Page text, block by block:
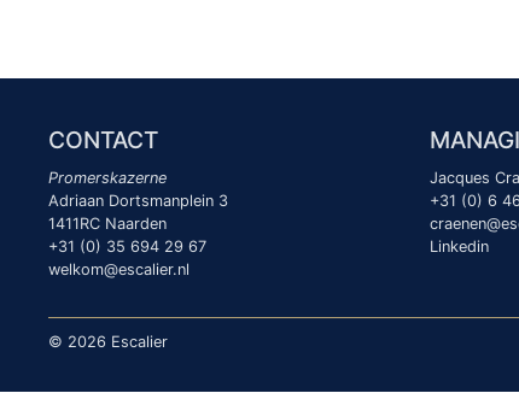
CONTACT
Promerskazerne
Adriaan Dortsmanplein 3
1411RC Naarden
+31 (0) 35 694 29 67
welkom@escalier.nl
Jacques
+31 (0) 6
Linkedin
© 2026 Escalier